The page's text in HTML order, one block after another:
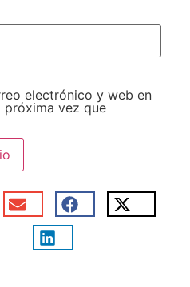
electrónico y web en
próxima vez que